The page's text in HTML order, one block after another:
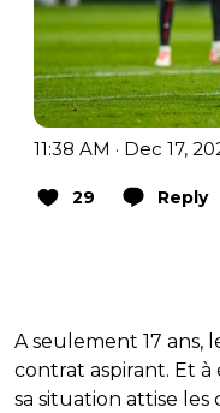
11:38 AM · Dec 17,
29 Reply
A seulement 17 ans,
contrat aspirant. Et
sa situation attise les